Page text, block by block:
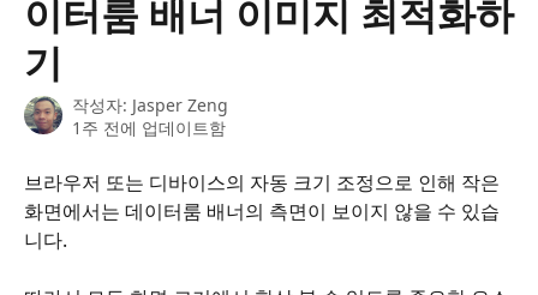
이터룸 배너 이미지 최적화하
기
작성자: Jasper Zeng
1주 전에 업데이트함
브라우저 또는 디바이스의 자동 크기 조정으로 인해 작은
화면에서는 데이터룸 배너의 측면이 보이지 않을 수 있습
니다.